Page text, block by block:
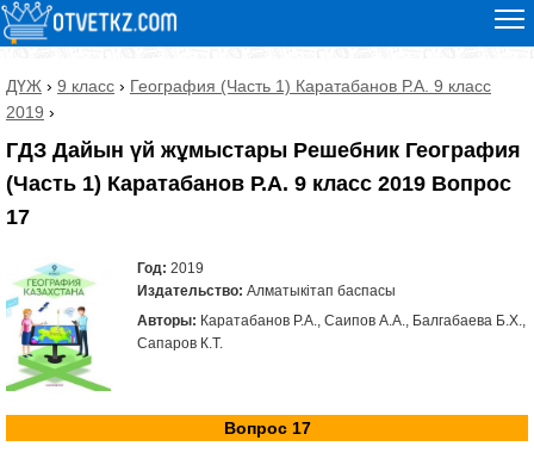
ДҮЖ › 9 класс › География (Часть 1) Каратабанов Р.А. 9 класс
2019 ›
ГДЗ Дайын үй жұмыстары Решебник География
(Часть 1) Каратабанов Р.А. 9 класс 2019 Вопрос
17
Год: 2019
Издательство: Алматыкітап баспасы
Авторы: Каратабанов Р.А., Саипов А.А., Балгабаева Б.Х.,
Сапаров К.Т.
Вопрос 17